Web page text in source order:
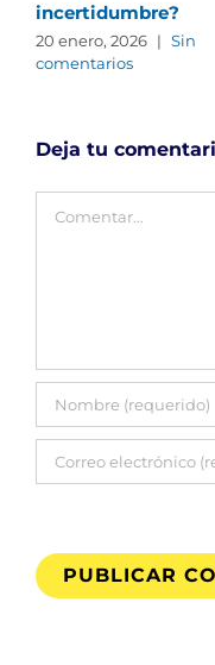
incertidumbre?
20 enero, 2026 | Sin
comentarios
Deja tu
Comentar